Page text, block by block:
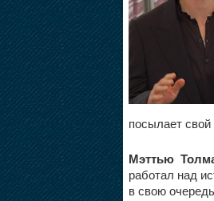
посылает свой
Мэттью
работал над
в свою